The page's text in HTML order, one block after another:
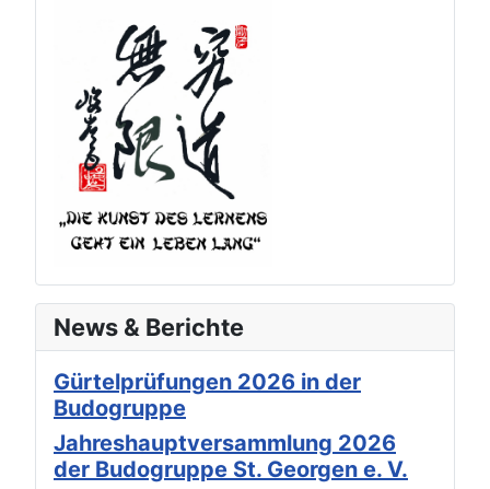
News & Berichte
Gürtelprüfungen 2026 in der
Budogruppe
Jahreshauptversammlung 2026
der Budogruppe St. Georgen e. V.